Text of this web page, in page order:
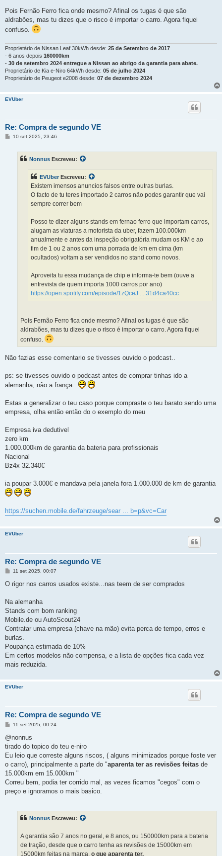
Pois Fernão Ferro fica onde mesmo? Afinal os tugas é que são
aldrabões, mas tu dizes que o risco é importar o carro. Agora fiquei
confuso.
Proprietário de Nissan Leaf 30kWh desde: 25 de Setembro de 2017
- 6 anos depois 160000km
- 30 de setembro 2024 entregue a Nissan ao abrigo da garantia para abate.
Proprietário de Kia e-Niro 64kWh desde: 05 de julho 2024
Proprietário de Peugeot e2008 desde: 07 de dezembro 2024
EVUber
Re: Compra de segundo VE
M
10 set 2025, 23:46
Nonnus Escreveu:
EVUberEscreveu:
Existem imensos anuncios falsos entre outras burlas.
O facto de tu teres importado 2 carros não podes garantir que vai
sempre correr bem
Posso te dizer alguns stands em fernao ferro que importam carros,
alugam as viaturas a motorista da uber, fazem 100.000km
anualmente e antes da inspeção obrigatória mudam os KM e ao
fim de 1 ou 2 anos com uma porrada de km em cima (km
ocultados) voltam a ser vendidos no stand como novos.
Aproveita tu essa mudança de chip e informa-te bem (ouve a
entrevista de quem importa 1000 carros por ano)
https://open.spotify.com/episode/1zQceJ ... 31d4ca40cc
Pois Fernão Ferro fica onde mesmo? Afinal os tugas é que são
aldrabões, mas tu dizes que o risco é importar o carro. Agora fiquei
confuso.
Não fazias esse comentario se tivesses ouvido o podcast..
ps: se tivesses ouvido o podcast antes de comprar tinhas ido a
alemanha, não a frança..
Estas a generalizar o teu caso porque compraste o teu barato sendo uma
empresa, olha então então do o exemplo do meu
Empresa iva dedutivel
zero km
1.000.000km de garantia da bateria para profissionais
Nacional
Bz4x 32.340€
ia poupar 3.000€ e mandava pela janela fora 1.000.000 de km de garantia
https://suchen.mobile.de/fahrzeuge/sear ... b=p&vc=Car
EVUber
Re: Compra de segundo VE
M
n
g
m
11 set 2025, 00:07
O rigor nos carros usados existe...nas teem de ser comprados
Na alemanha
Stands com bom ranking
Mobile.de ou AutoScout24
Contratar uma empresa (chave na mão) evita perca de tempo, erros e
burlas.
Poupança estimada de 10%
Em certos modelos não compensa, e a lista de opções fica cada vez
mais reduzida.
EVUber
Re: Compra de segundo VE
M
n
a
g
m
11 set 2025, 00:24
@nonnus
tirado do topico do teu e-niro
Eu leio que correste alguns riscos, ( alguns minimizados porque foste ver
o carro), principalmente a parte do "aparenta ter as revisões feitas de
15.000km em 15.000km "
Correu bem, podia ter corrido mal, as vezes ficamos "cegos" com o
preço e ignoramos o mais basico.
Nonnus Escreveu:
A garantia são 7 anos no geral, e 8 anos, ou 150000km para a bateria
de tração, desde que o carro tenha as revisões de 15000km em
15000km feitas na marca, o que aparenta ter.